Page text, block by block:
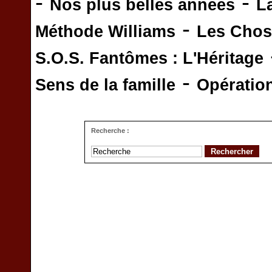
Nos plus belles années
Méthode Williams - Les
S.O.S. Fantômes : L'Héritage
Sens de la famille -
Recherche :